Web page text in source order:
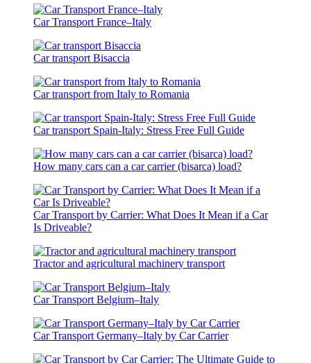
Car Transport France–Italy
Car transport Bisaccia
Car transport from Italy to Romania
Car transport Spain-Italy: Stress Free Full Guide
How many cars can a car carrier (bisarca) load?
Car Transport by Carrier: What Does It Mean if a Car
Is Driveable?
Tractor and agricultural machinery transport
Car Transport Belgium–Italy
Car Transport Germany–Italy by Car Carrier